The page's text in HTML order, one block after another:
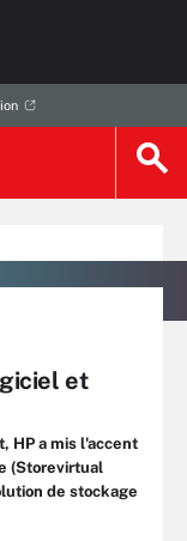
et
HP a mis l'accent
(Storevirtual
de stockage